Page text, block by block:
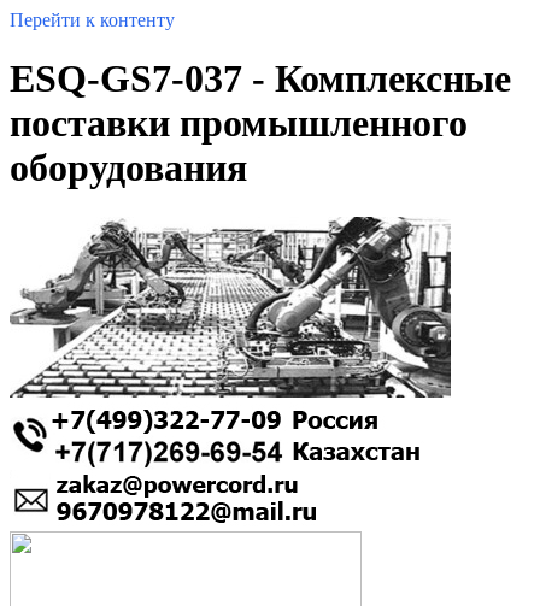
Перейти к контенту
ESQ-GS7-037 - Комплексные
поставки промышленного
оборудования